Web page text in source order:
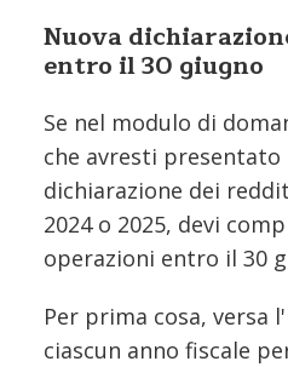
Nuova
entro il 30 giugno
Se nel modulo di
che avresti presentato
dichiarazione dei
2024 o 2025, devi
operazioni entro il 30
Per prima cosa, versa
ciascun anno fiscale